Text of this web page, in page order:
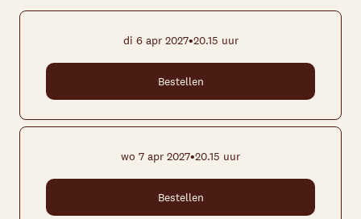
di 6 apr 2027•20.15 uur
Bestellen
wo 7 apr 2027•20.15 uur
Bestellen